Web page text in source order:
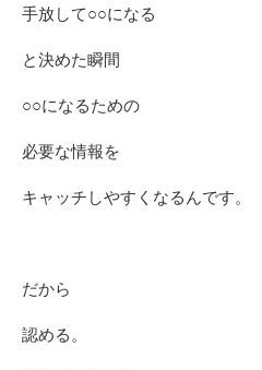
手放して○○になる
と決めた瞬間
○○になるための
必要な情報を
キャッチしやすくなるんです。
だから
認める。